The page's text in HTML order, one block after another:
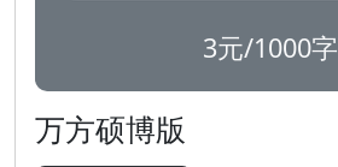
3元/1000字
万方硕博版